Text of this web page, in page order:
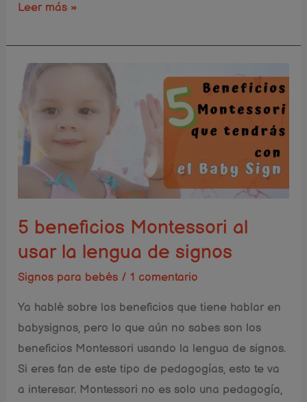
Leer más »
5 beneficios Montessori al
usar la lengua de signos
Signos para bebés /1 comentario
Ya hablé sobre los beneficios que tiene hablar en
babysignos, pero lo que aún no sabes son los
beneficios Montessori usando la lengua de signos.
Si eres fan de este tipo de pedagogías, esto te va
a interesar. Montessori no es solo una pedagogía,
5
Montessori
al
usar
lengua
de
signos